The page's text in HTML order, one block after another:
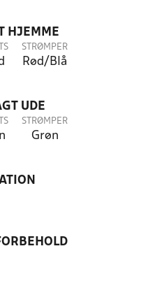
HJEMME
STRØMPER
Rød/Blå
UDE
STRØMPER
Grøn